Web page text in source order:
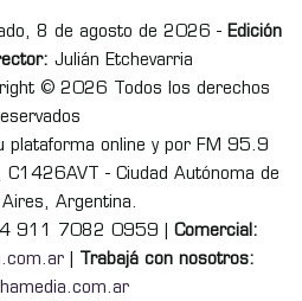
8 de agosto de 2026 - Edición
Julián Etchevarria
© 2026 Todos los derechos
plataforma online y por FM 95.9
- Ciudad Autónoma de
Aires, Argentina.
911 7082 0959 | Comercial:
Trabajá con nosotros: